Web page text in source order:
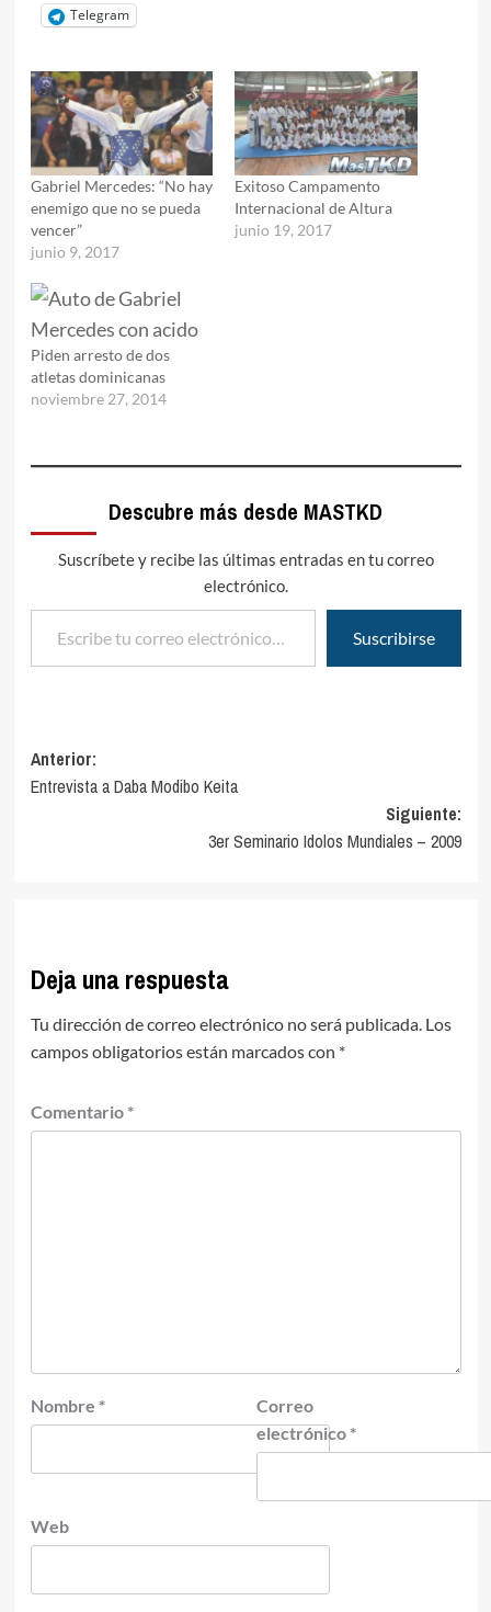
Telegram
Gabriel Mercedes: “No hay
enemigo que no se pueda
vencer”
junio 9, 2017
Exitoso Campamento
Internacional de Altura
junio 19, 2017
Piden arresto de dos
atletas dominicanas
noviembre 27, 2014
Descubre más desde MASTKD
Suscríbete y recibe las últimas entradas en tu correo
electrónico.
Escribe tu correo electrónico…
Suscribirse
Navegación
de
Anterior:
Entrevista a Daba Modibo Keita
Siguiente:
3er Seminario Idolos Mundiales – 2009
Deja una respuesta
Tu dirección de correo electrónico no será publicada. Los
campos obligatorios están marcados con *
Comentario *
Nombre *
Correo
electrónico *
Web